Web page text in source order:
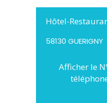
Hôtel-
58130 GUERIGNY
Afficher le